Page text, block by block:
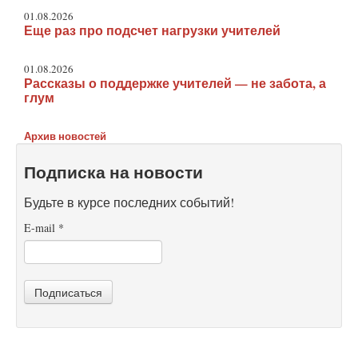
01.08.2026
Еще раз про подсчет нагрузки учителей
01.08.2026
Рассказы о поддержке учителей — не забота, а
глум
Архив новостей
Подписка на новости
Будьте в курсе последних событий!
E-mail *
Подписаться